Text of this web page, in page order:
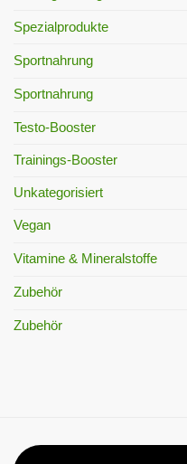
Spezialprodukte
Sportnahrung
Sportnahrung
Testo-Booster
Trainings-Booster
Unkategorisiert
Vegan
Vitamine & Mineralstoffe
Zubehör
Zubehör